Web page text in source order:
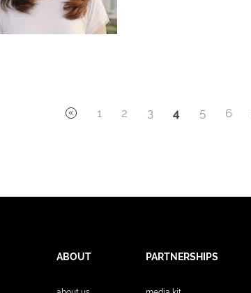
1 2 3 4 5 6
ABOUT PARTNERSHIPS